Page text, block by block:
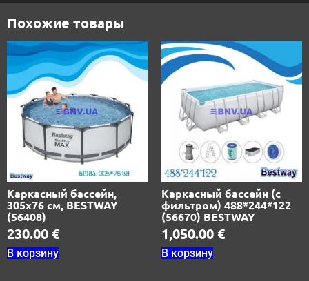
Похожие товары
Каркасный бассейн,
305х76 см, BESTWAY
(56408)
230.00 €
В корзину
Каркасный бассейн (с
фильтром) 488*244*122
(56670) BESTWAY
1,050.00 €
В корзину